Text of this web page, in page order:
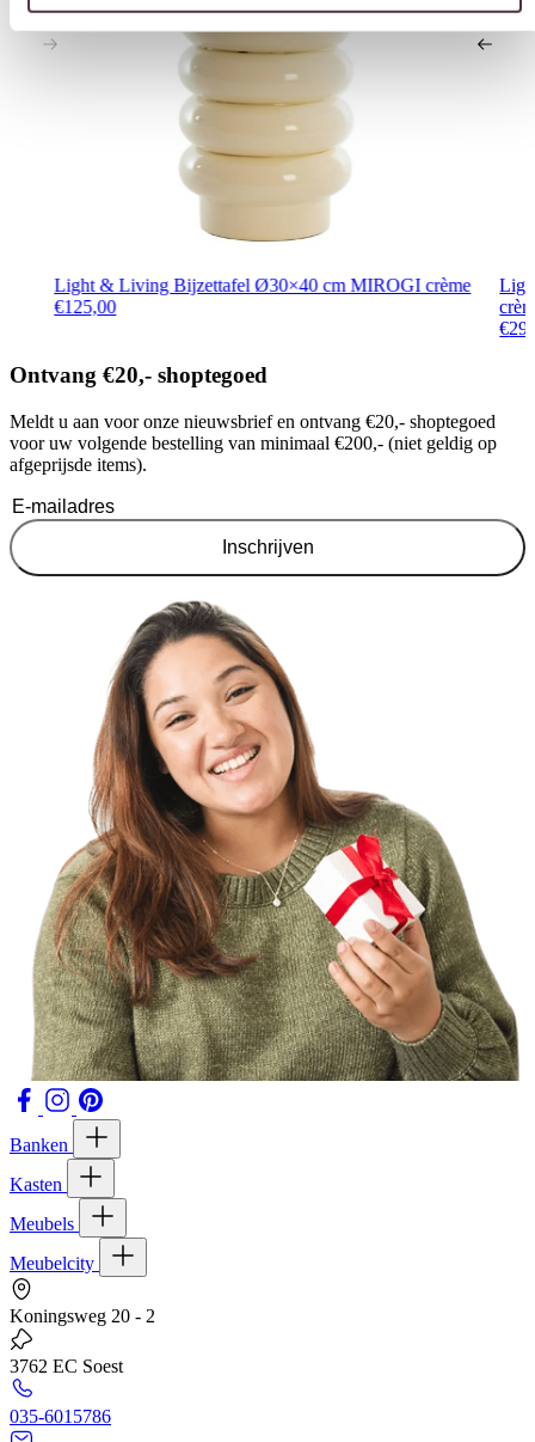
Light & Living Bijzettafel Ø30×40 cm MIROGI crème
€125,00
€
Ontvang €20,- shoptegoed
Meldt u aan voor onze nieuwsbrief en ontvang €20,- shoptegoed
voor uw volgende bestelling van minimaal €200,- (niet geldig op
afgeprijsde items).
Inschrijven
Banken
Kasten
Meubels
Meubelcity
Koningsweg 20 - 2
3762 EC Soest
035-6015786